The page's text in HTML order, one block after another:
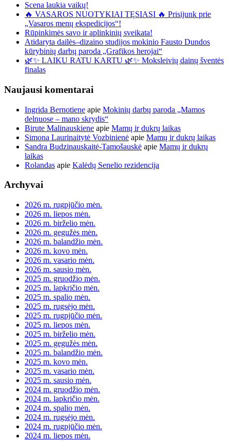
Scena laukia vaikų!
🔥 VASAROS NUOTYKIAI TĘSIASI 🔥 Prisijunk prie
„Vasaros menų ekspedicijos“!
Rūpinkimės savo ir aplinkinių sveikata!
Atidaryta dailės–dizaino studijos mokinio Fausto Dundos
kūrybinių darbų paroda „Grafikos herojai“
🌿✨ LAIKU RATU KARTU 🌿✨ Moksleivių dainų šventės
finalas
Naujausi komentarai
Ingrida Bernotiene apie Mokinių darbų paroda „Mamos
delnuose – mano skrydis“
Birute Malinauskiene apie Mamų ir dukrų laikas
Simona Laurinaitytė Vozbinienė apie Mamų ir dukrų laikas
Sandra Budzinauskaitė-Tamošauskė apie Mamų ir dukrų
laikas
Rolandas apie Kalėdų Senelio rezidencija
Archyvai
2026 m. rugpjūčio mėn.
2026 m. liepos mėn.
2026 m. birželio mėn.
2026 m. gegužės mėn.
2026 m. balandžio mėn.
2026 m. kovo mėn.
2026 m. vasario mėn.
2026 m. sausio mėn.
2025 m. gruodžio mėn.
2025 m. lapkričio mėn.
2025 m. spalio mėn.
2025 m. rugsėjo mėn.
2025 m. rugpjūčio mėn.
2025 m. liepos mėn.
2025 m. birželio mėn.
2025 m. gegužės mėn.
2025 m. balandžio mėn.
2025 m. kovo mėn.
2025 m. vasario mėn.
2025 m. sausio mėn.
2024 m. gruodžio mėn.
2024 m. lapkričio mėn.
2024 m. spalio mėn.
2024 m. rugsėjo mėn.
2024 m. rugpjūčio mėn.
2024 m. liepos mėn.